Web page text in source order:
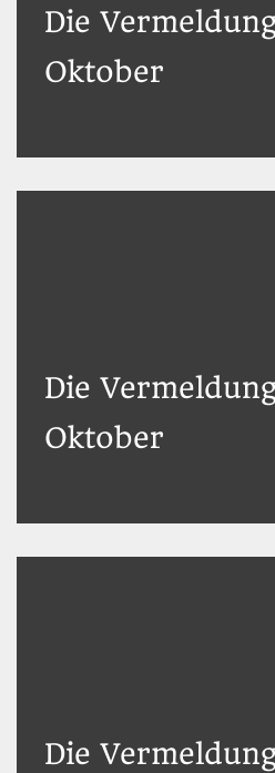
Die
Oktober
Die
Oktober
Die